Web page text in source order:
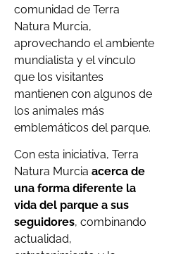
comunidad de Terra
Natura Murcia,
aprovechando el ambiente
mundialista y el vínculo
que los visitantes
mantienen con algunos de
los animales más
emblemáticos del parque.
Con esta iniciativa, Terra
Natura Murcia acerca de
una forma diferente la
vida del parque a sus
seguidores, combinando
actualidad,